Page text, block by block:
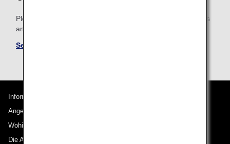
Please be sure to confirm the shared mileage accrual terms
and conditions for partner airlines.
See Mileage Accrual Terms and Conditions
Informationen zu ANA
Angebote und Ankündigungen
Wohin wir reisen
Die ANA Experience